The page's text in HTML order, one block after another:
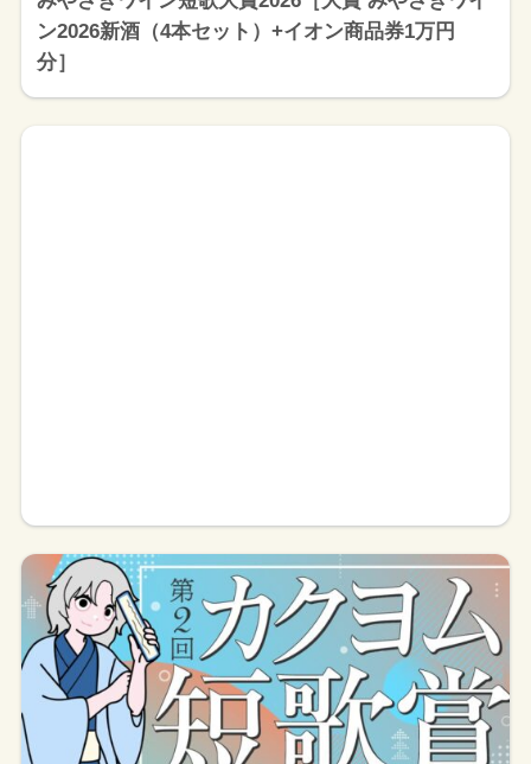
ン2026新酒（4本セット）+イオン商品券1万円
分］